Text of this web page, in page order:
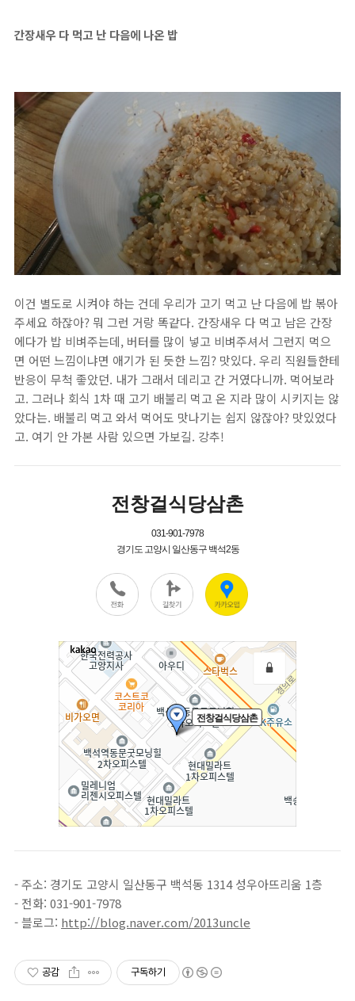
간장새우 다 먹고 난 다음에 나온 밥
이건 별도로 시켜야 하는 건데 우리가 고기 먹고 난 다음에 밥 볶아
주세요 하잖아? 뭐 그런 거랑 똑같다. 간장새우 다 먹고 남은 간장
에다가 밥 비벼주는데, 버터를 많이 넣고 비벼주셔서 그런지 먹으
면 어떤 느낌이냐면 애기가 된 듯한 느낌? 맛있다. 우리 직원들한테
반응이 무척 좋았던. 내가 그래서 데리고 간 거였다니까. 먹어보라
고. 그러나 회식 1차 때 고기 배불리 먹고 온 지라 많이 시키지는 않
았다는. 배불리 먹고 와서 먹어도 맛나기는 쉽지 않잖아? 맛있었다
고. 여기 안 가본 사람 있으면 가보길. 강추!
- 주소: 경기도 고양시 일산동구 백석동 1314 성우아뜨리움 1층
- 전화: 031-901-7978
- 블로그: http://blog.naver.com/2013uncle
공감 구독하기